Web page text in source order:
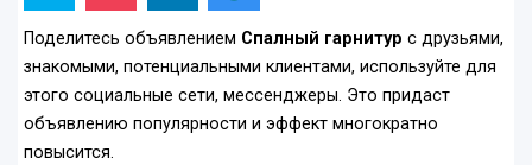
Поделитесь объявлением Спалный гарнитур с друзьями,
знакомыми, потенциальными клиентами, используйте для
этого социальные сети, мессенджеры. Это придаст
объявлению популярности и эффект многократно
повысится.